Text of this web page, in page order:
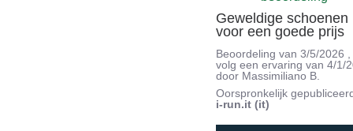
Geweldige schoenen
voor een goede prijs
Beoordeling van3/5/2026
volg een ervaring van4/1/
door Massimiliano B.
Oorspronkelijk
i-run.it (it)